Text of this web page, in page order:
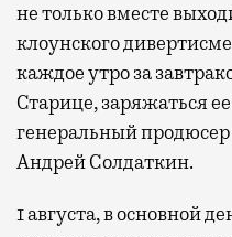
не только вместе
клоунского
каждое утро за
Старице, заряжаться
генеральный
Андрей Солдаткин.
1 августа, в основной